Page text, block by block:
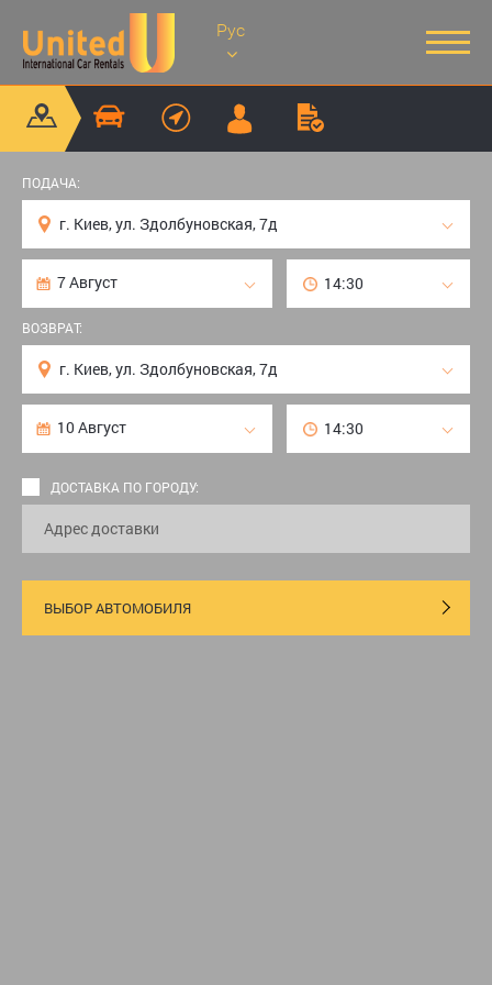
Рус
ПОДАЧА:
ВОЗВРАТ:
ДОСТАВКА ПО ГОРОДУ: